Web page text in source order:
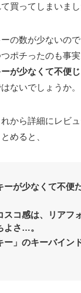
買ってしまいまし
の数が少ないの
ポチったのも事実
が少なくて不便
ないでしょうか。
から詳細にレビ
めると、
ーが少なくて不便
スコ感は、リアフ
よさ…。
ー」のキーバイン